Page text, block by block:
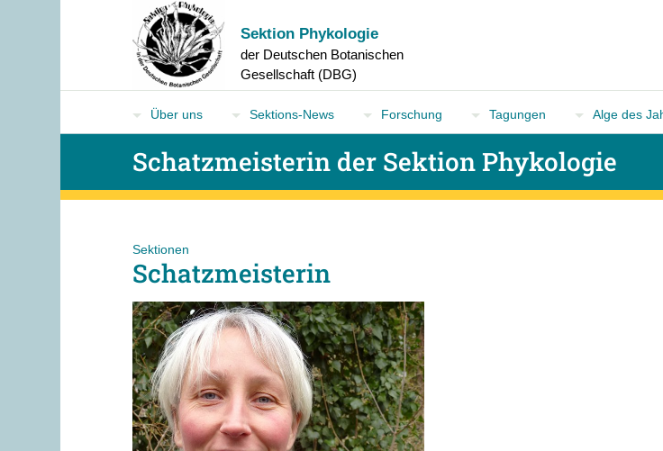
Sektion Phykologie
der Deutschen Botanischen
Gesellschaft (DBG)
Über uns Sektions-News Forschung Tagungen Alge des
Schatzmeisterin der Sektion Phykologie
Sektionen
Schatzmeisterin